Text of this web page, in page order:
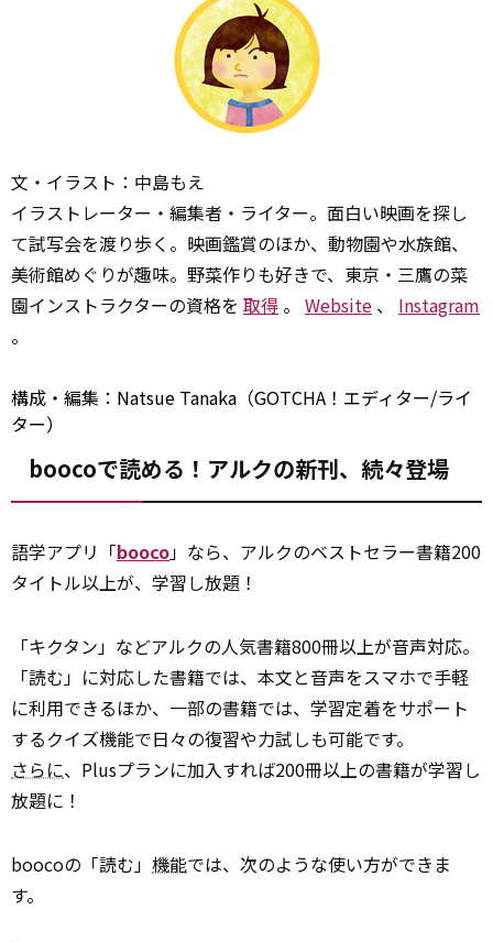
文・イラスト：中島もえ
イラストレーター・編集者・ライター。面白い映画を探し
て試写会を渡り歩く。映画鑑賞のほか、動物園や水族館、
美術館めぐりが趣味。野菜作りも好きで、東京・三鷹の菜
園インストラクターの資格を 取得 。 Website 、 Instagram
。
構成・編集：Natsue Tanaka（GOTCHA！エディター/ライ
ター）
boocoで読める！アルクの新刊、続々登場
語学アプリ「booco」なら、アルクのベストセラー書籍200
タイトル以上が、学習し放題！
「キクタン」などアルクの人気書籍800冊以上が音声対応。
「読む」に対応した書籍では、本文と音声をスマホで手軽
に利用できるほか、一部の書籍では、学習定着をサポート
するクイズ機能で日々の復習や力試しも可能です。
さらに、Plusプランに加入すれば200冊以上の書籍が学習し
放題に！
boocoの「読む」 機能では、次のような使い方ができま
す。